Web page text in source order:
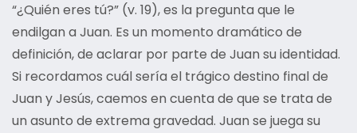
“¿Quién eres tú?” (v. 19), es la pregunta que le
endilgan a Juan. Es un momento dramático de
definición, de aclarar por parte de Juan su identidad.
Si recordamos cuál sería el trágico destino final de
Juan y Jesús, caemos en cuenta de que se trata de
un asunto de extrema gravedad. Juan se juega su